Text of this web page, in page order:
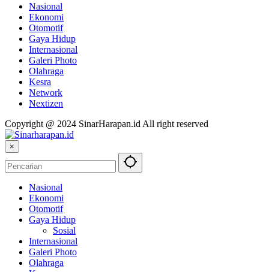
Nasional
Ekonomi
Otomotif
Gaya Hidup
Internasional
Galeri Photo
Olahraga
Kesra
Network
Nextizen
Copyright @ 2024 SinarHarapan.id All right reserved
×
Nasional
Ekonomi
Otomotif
Gaya Hidup
Sosial
Internasional
Galeri Photo
Olahraga